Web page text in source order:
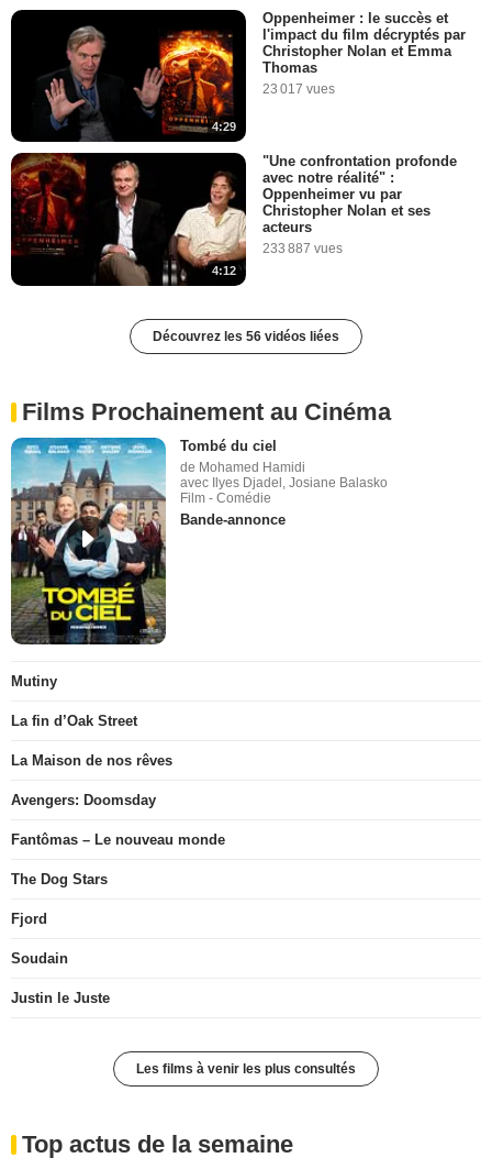
4:29
Oppenheimer : le succès et
l'impact du film décryptés par
Christopher Nolan et Emma
Thomas
23 017 vues
4:12
"Une confrontation profonde
avec notre réalité" :
Oppenheimer vu par
Christopher Nolan et ses
acteurs
233 887 vues
Découvrez les 56 vidéos liées
Films Prochainement au Cinéma
Tombé du ciel
de Mohamed Hamidi
avec Ilyes Djadel, Josiane Balasko
Film - Comédie
Bande-annonce
Mutiny
La fin d’Oak Street
La Maison de nos rêves
Avengers: Doomsday
Fantômas – Le nouveau monde
The Dog Stars
Fjord
Soudain
Justin le Juste
Les films à venir les plus consultés
Top actus de la semaine